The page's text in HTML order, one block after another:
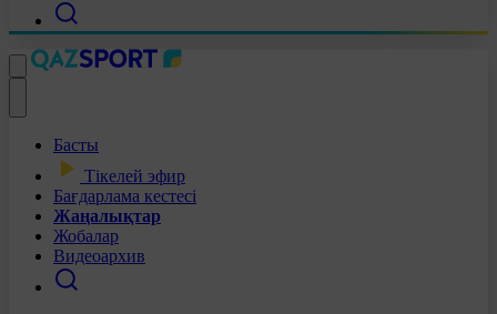
Басты
Тікелей эфир
Бағдарлама кестесі
Жаңалықтар
Жобалар
Видеоархив